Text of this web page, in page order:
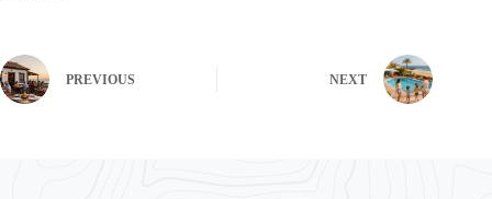
PREVIOUS NEXT